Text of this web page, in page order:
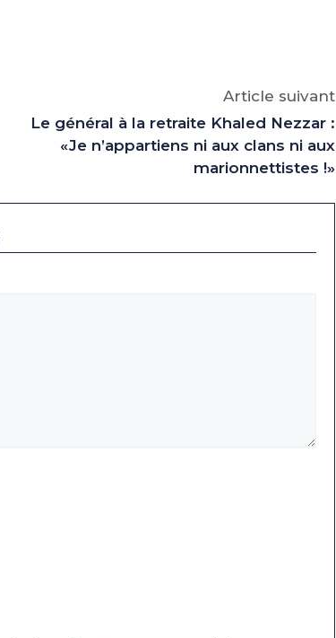
Article suivant
Le général à la retraite Khaled Nezzar :
«Je n’appartiens ni aux clans ni aux
marionnettistes !»